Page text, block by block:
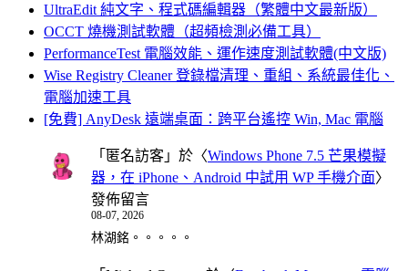
UltraEdit 純文字、程式碼編輯器（繁體中文最新版）
OCCT 燒機測試軟體（超頻檢測必備工具）
PerformanceTest 電腦效能、運作速度測試軟體(中文版)
Wise Registry Cleaner 登錄檔清理、重組、系統最佳化、
電腦加速工具
[免費] AnyDesk 遠端桌面：跨平台遙控 Win, Mac 電腦
「 匿名訪客 」於〈Windows Phone 7.5 芒果模擬
器，在 iPhone、Android 中試用 WP 手機介面〉
發佈留言
08-07, 2026
林湖銘。。。。。